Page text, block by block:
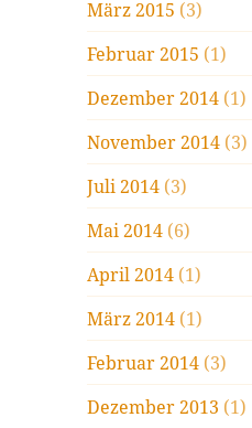
März 2015 (3)
Februar 2015 (1)
Dezember 2014 (1)
November 2014 (3)
Juli 2014 (3)
Mai 2014 (6)
April 2014 (1)
März 2014 (1)
Februar 2014 (3)
Dezember 2013 (1)